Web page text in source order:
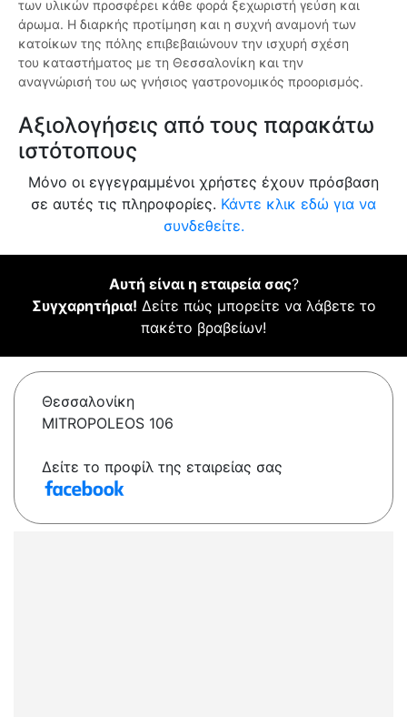
των υλικών προσφέρει κάθε φορά ξεχωριστή γεύση και
άρωμα. Η διαρκής προτίμηση και η συχνή αναμονή των
κατοίκων της πόλης επιβεβαιώνουν την ισχυρή σχέση
του καταστήματος με τη Θεσσαλονίκη και την
αναγνώρισή του ως γνήσιος γαστρονομικός προορισμός.
Αξιολογήσεις από τους παρακάτω
ιστότοπους
Μόνο οι εγγεγραμμένοι χρήστες έχουν πρόσβαση
σε αυτές τις πληροφορίες. Κάντε κλικ εδώ για να
συνδεθείτε.
Αυτή είναι η εταιρεία σας?
Συγχαρητήρια! Δείτε πώς μπορείτε να λάβετε το
πακέτο βραβείων!
Θεσσαλονίκη
MITROPOLEOS 106
Δείτε το προφίλ της εταιρείας σας